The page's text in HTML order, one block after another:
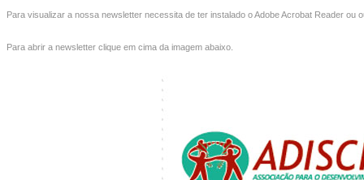
Para visualizar a nossa newsletter necessita de ter instalado o Adobe Acrobat Reader ou
Para abrir a newsletter clique em cima da imagem abaixo.